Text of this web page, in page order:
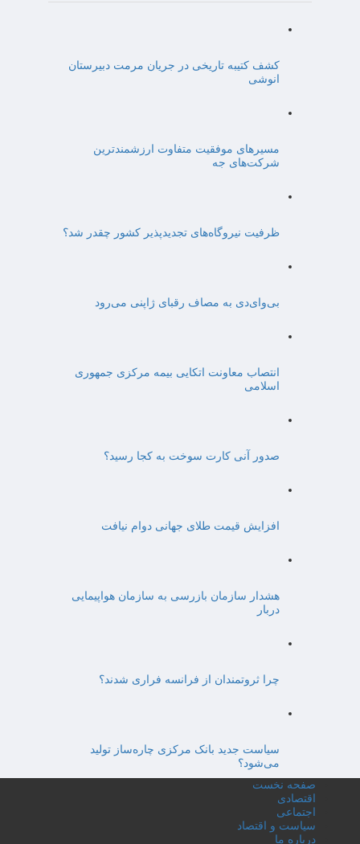
کشف کتیبه تاریخی در جریان مرمت دبیرستان
انوشی
مسیرهای موفقیت متفاوت ارزشمندترین
شرکت‌های جه
ظرفیت نیروگاه‌های تجدیدپذیر کشور چقدر شد؟
بی‌وای‌دی به مصاف رقبای ژاپنی می‌رود
انتصاب معاونت اتکایی بیمه مرکزی جمهوری
اسلامی
صدور آنی کارت سوخت به کجا رسید؟
افزایش قیمت طلای جهانی دوام نیافت
هشدار سازمان بازرسی به سازمان هواپیمایی
دربار
چرا ثروتمندان از فرانسه فراری شدند؟
سیاست جدید بانک مرکزی چاره‌ساز تولید
می‌شود؟
صفحه نخست
اقتصادی
اجتماعی
سیاست و اقتصاد
درباره ما